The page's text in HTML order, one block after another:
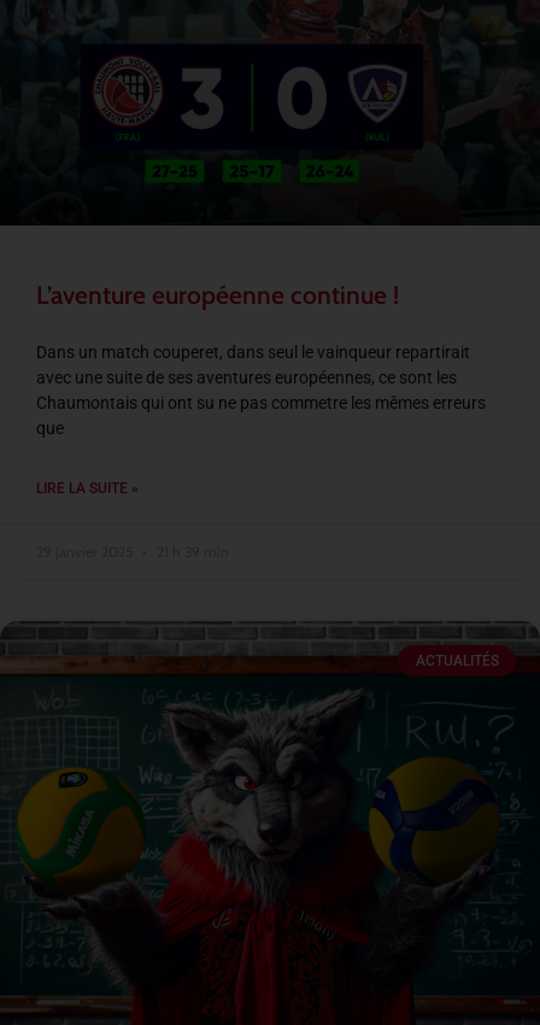
L’aventure européenne continue !
Dans un match couperet, dans seul le vainqueur repartirait
avec une suite de ses aventures européennes, ce sont les
Chaumontais qui ont su ne pas commetre les mêmes erreurs
que
LIRE LA SUITE »
ACTUALITÉS